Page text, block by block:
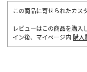
この商品に寄せられたカス
レビューはこの商品を購入
イン後、マイページ内 購入